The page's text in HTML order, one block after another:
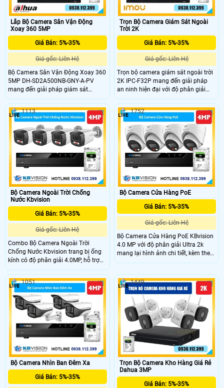
Lắp Bộ Camera Sân Vận Động
Xoay 360 5MP
Giá Bán: 5%-35%
Giá gốc: Liên Hệ
Bộ Camera Sân Vận Động Xoay 360
5MP DH-SD2A500NB-GNY-A-PV
mang đến giải pháp giám sát
chuyên nghiệp với cảm biến
STARVIS™ CMOS 1/2.8 độ phân giải
5MP, cho hình ảnh sắc nét. Camera
hỗ trợ quay quét 360°, đàm thoại 2
chiều, cảnh báo chủ động bằng loa
và đèn. Công nghệ SMD 3.0, Human
Detection, IP66 giúp hoạt động ổn
định ngoài trời, phù hợp cho sân
vận động và khu vực rộng lớn.
Trọn Bộ Camera Giám Sát Ngoài
Trời 2K
Giá Bán: 5%-35%
Giá gốc: Liên Hệ
Trọn bộ camera giám sát ngoài trời
2K IPC-F32P mang đến giải pháp
an ninh hiện đại với độ phân giải
3MP sắc nét, cảm biến CMOS tiên
tiến và ống kính 2.8mm góc rộng
100°. Hỗ trợ H.265, chế độ ngày
đêm, HDR chống ngược sáng và
tầm nhìn hồng ngoại 30m. Camera
tích hợp mic thu âm, phát hiện
chuyển động – con người, lưu trữ
thẻ nhớ tới 512GB, kết nối Wi-Fi 6
mạnh mẽ, phù hợp lắp đặt gia đình
Bộ Camera Ngoài Trời Chống
Nước Kbvision
Giá Bán: 5%-35%
Giá gốc: Liên Hệ
Combo Bộ Camera Ngoài Trời
Chống Nước Kbvision trang bị ống
kính có độ phân giải 4.0MP, hỗ trợ
cấp nguồn qua dây mạng nhờ công
nghệ PoE, với chuẩn nén H.265+
giúp tiết kiệm băng thông khi lưu
trữ, đèn led nhìn hình ảnh có màu
vào ban đêm với khoảng cách 30m
1113
Bộ Camera Cửa Hàng PoE
Giá Bán: 5%-35%
Giá gốc: Liên Hệ
Bộ Camera Cửa Hàng PoE KBvision
4.0 MP với độ phân giải Ultra 2k
mang lại hình ảnh chi tiết, kèm theo
đấy là khả năng nhìn hình ảnh có
sáng khoảng cách 30m, trang bị
công nghệ nguồn PoE cấp nguồn
qua đây mạng, chống nước IP 67
1752
Bộ Camera Nhìn Ban Đêm Xa
Giá Bán: 5%-35%
1051
Trọn Bộ Camera Kho Hàng Giá Rẻ
Dahua 3MP
Giá Bán: 5%-35%
1449